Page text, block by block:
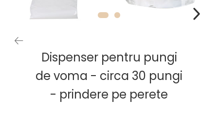
Dispenser pentru pungi
de voma - circa 30 pungi
- prindere pe perete